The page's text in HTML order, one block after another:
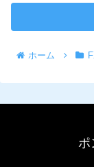
ホーム
ポ